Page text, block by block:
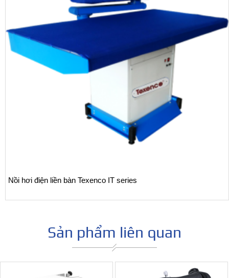
Nồi hơi điện liền bàn Texenco IT series
Sản phẩm liên quan